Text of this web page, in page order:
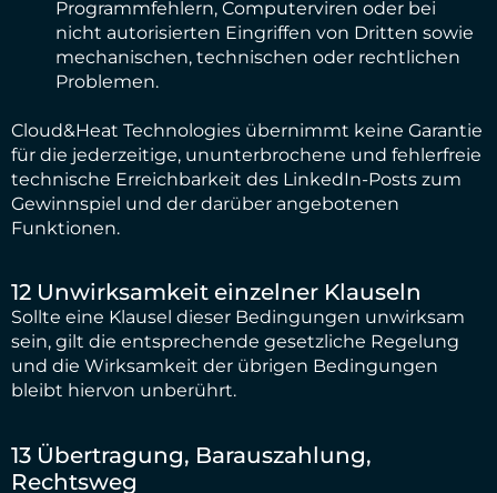
Programmfehlern, Computerviren oder bei
nicht autorisierten Eingriffen von Dritten sowie
mechanischen, technischen oder rechtlichen
Problemen.
Cloud&Heat Technologies übernimmt keine Garantie
für die jederzeitige, ununterbrochene und fehlerfreie
technische Erreichbarkeit des LinkedIn-Posts zum
Gewinnspiel und der darüber angebotenen
Funktionen.
12 Unwirksamkeit einzelner Klauseln
Sollte eine Klausel dieser Bedingungen unwirksam
sein, gilt die entsprechende gesetzliche Regelung
und die Wirksamkeit der übrigen Bedingungen
bleibt hiervon unberührt.
13 Übertragung, Barauszahlung,
Rechtsweg